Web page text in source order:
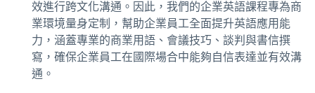
效進行跨文化溝通。因此，我們的企業英語課程專為商
業環境量身定制，幫助企業員工全面提升英語應用能
力，涵蓋專業的商業用語、會議技巧、談判與書信撰
寫，確保企業員工在國際場合中能夠自信表達並有效溝
通。